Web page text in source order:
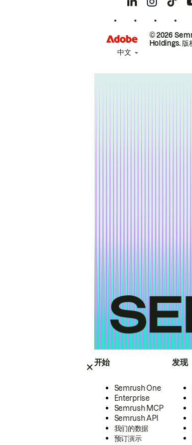
开始
Semrush One
Enterprise
Semrush MCP
Semrush API
我们的数据
预订演示
发现
© 2026
Holdings. 版
中文